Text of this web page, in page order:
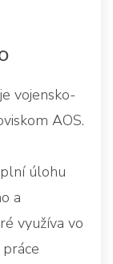
vojensko-
AOS.
úlohu
a
využíva vo